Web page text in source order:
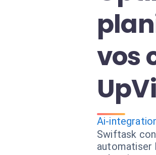
vos
Ai-
Swiftask
automatiser